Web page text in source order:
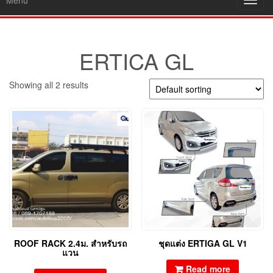
ERTICA GL
Showing all 2 results
ROOF RACK 2.4ม. สำหรับรถ
แวน
ชุดแต่ง ERTIGA GL V1
Read more